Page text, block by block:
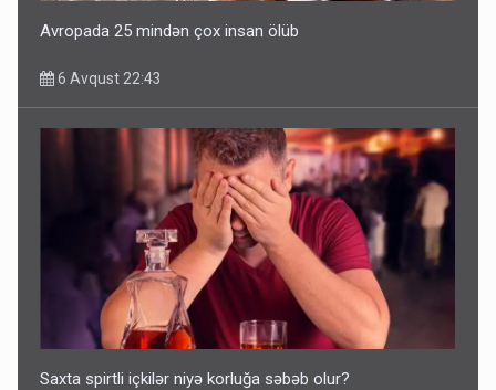
Avropada 25 mindən çox insan ölüb
6 Avqust 22:43
Saxta spirtli içkilər niyə korluğa səbəb olur?